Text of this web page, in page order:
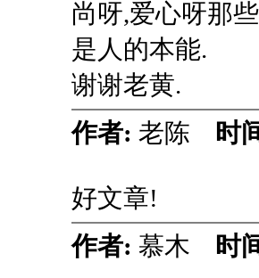
尚呀,爱心呀那
是人的本能.
谢谢老黄.
作者: 老陈 时
好文章!
作者: 慕木 时